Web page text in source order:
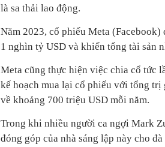
là sa thải lao động.
Năm 2023, cổ phiếu Meta
1 nghìn tỷ USD và khiến tổng tài sản
Meta cũng thực hiện việc chia cổ tức
kế hoạch mua lại cổ phiếu với tổng
về khoảng 700 triệu USD mỗi năm.
Trong khi nhiều người ca ngợi Mark
đóng góp của nhà sáng lập này cho